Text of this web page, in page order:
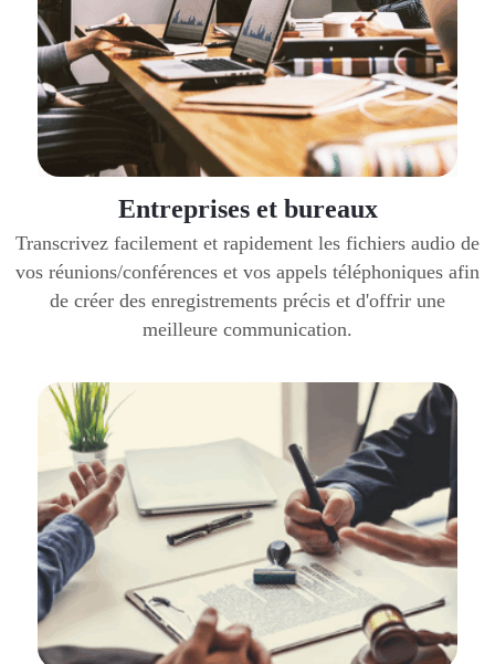
Entreprises et bureaux
Transcrivez facilement et rapidement les fichiers audio de
vos réunions/conférences et vos appels téléphoniques afin
de créer des enregistrements précis et d'offrir une
meilleure communication.